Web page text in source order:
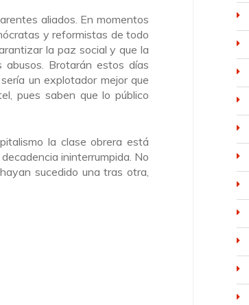
aliados. En momentos
y reformistas de todo
la paz social y que la
Brotarán estos días
un explotador mejor que
pues saben que lo público
la clase obrera está
ininterrumpida. No
sucedido una tras otra,